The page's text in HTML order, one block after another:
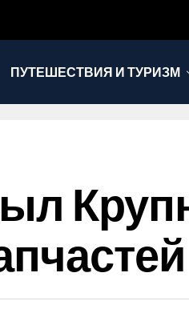
ПУТЕШЕСТВИЯ И ТУРИЗМ